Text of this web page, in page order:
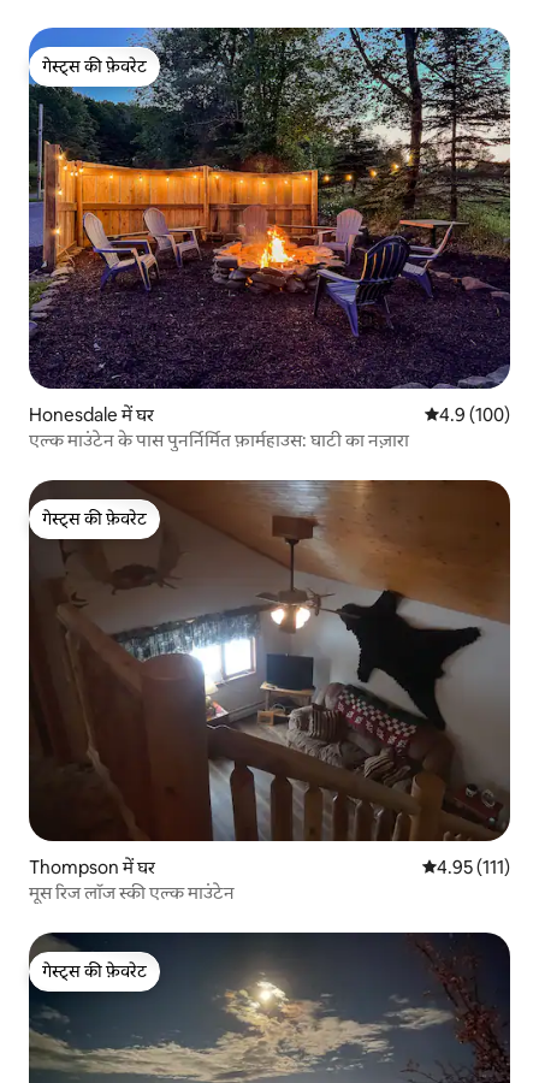
गेस्ट्स की फ़ेवरेट
गेस्ट्स की फ़ेवरेट
Honesdale में घर औसत रेटिंग 5 में
4.9 (100)
एल्क माउंटेन के पास पुनर्निर्मित फ़ार्महाउस: घाटी का नज़ारा
गेस्ट्स की फ़ेवरेट
गेस्ट्स की फ़ेवरेट
Thompson में घर औसत रेटिंग 5 में से
4.95 (111)
मूस रिज लॉज स्की एल्क माउंटेन
गेस्ट्स की फ़ेवरेट
गेस्ट्स की फ़ेवरेट